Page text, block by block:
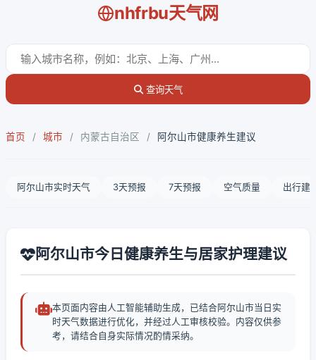
nhfrbu天气网
查询天气
首页 / 城市 / 内蒙古自治区 / 阿尔山市健康养生建议
阿尔山市实时天气 3天预报 7天预报 空气质量 出行建
阿尔山市今日健康养生与居家护理建议
本页面内容由人工智能辅助生成，已结合阿尔山市当日实
时天气数据进行优化，并经过人工审核校验。内容仅供参
考，请结合自身实际情况酌情采纳。